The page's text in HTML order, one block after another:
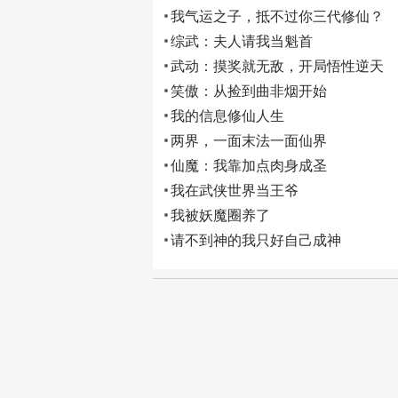
我气运之子，抵不过你三代修仙？
综武：夫人请我当魁首
武动：摸奖就无敌，开局悟性逆天
笑傲：从捡到曲非烟开始
我的信息修仙人生
两界，一面末法一面仙界
仙魔：我靠加点肉身成圣
我在武侠世界当王爷
我被妖魔圈养了
请不到神的我只好自己成神